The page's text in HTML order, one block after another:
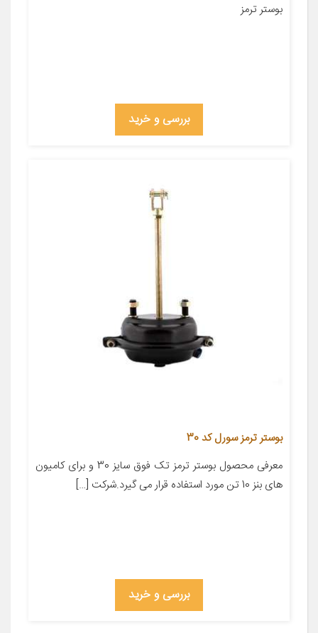
بوستر ترمز
بررسی و خرید
بوستر ترمز سورل کد 30
معرفی محصول بوستر ترمز تک فوق سایز 30 و برای کامیون
های بنز 10 تن مورد استفاده قرار می گیرد.شرکت […]
بررسی و خرید